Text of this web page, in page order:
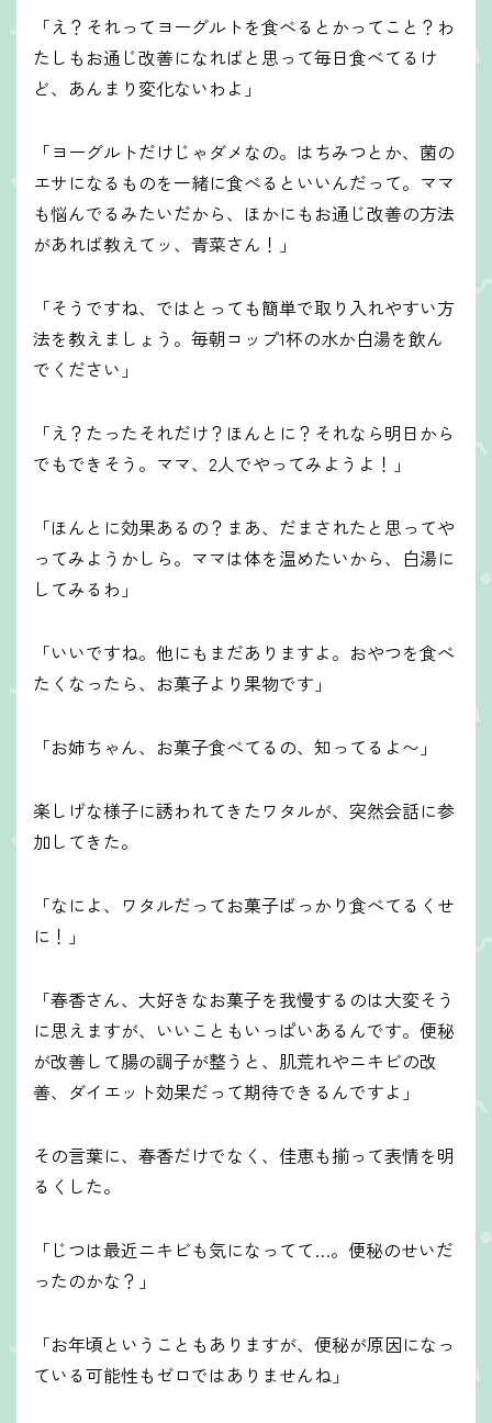
「え？それってヨーグルトを食べるとかってこと？わ
たしもお通じ改善になればと思って毎日食べてるけ
ど、あんまり変化ないわよ」
「ヨーグルトだけじゃダメなの。はちみつとか、菌の
エサになるものを一緒に食べるといいんだって。ママ
も悩んでるみたいだから、ほかにもお通じ改善の方法
があれば教えてッ、青菜さん！」
「そうですね、ではとっても簡単で取り入れやすい方
法を教えましょう。毎朝コップ1杯の水か白湯を飲ん
でください」
「え？たったそれだけ？ほんとに？それなら明日から
でもできそう。ママ、2人でやってみようよ！」
「ほんとに効果あるの？まあ、だまされたと思ってや
ってみようかしら。ママは体を温めたいから、白湯に
してみるわ」
「いいですね。他にもまだありますよ。おやつを食べ
たくなったら、お菓子より果物です」
「お姉ちゃん、お菓子食べてるの、知ってるよ〜」
楽しげな様子に誘われてきたワタルが、突然会話に参
加してきた。
「なによ、ワタルだってお菓子ばっかり食べてるくせ
に！」
「春香さん、大好きなお菓子を我慢するのは大変そう
に思えますが、いいこともいっぱいあるんです。便秘
が改善して腸の調子が整うと、肌荒れやニキビの改
善、ダイエット効果だって期待できるんですよ」
その言葉に、春香だけでなく、佳恵も揃って表情を明
るくした。
「じつは最近ニキビも気になってて…。便秘のせいだ
ったのかな？」
「お年頃ということもありますが、便秘が原因になっ
ている可能性もゼロではありませんね」